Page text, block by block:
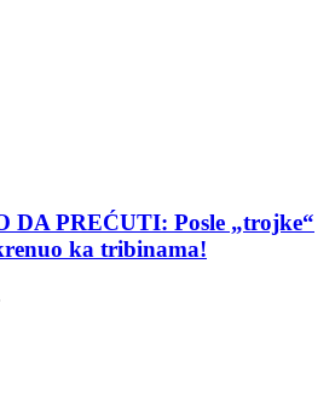
PREĆUTI: Posle „trojke“
ka tribinama!